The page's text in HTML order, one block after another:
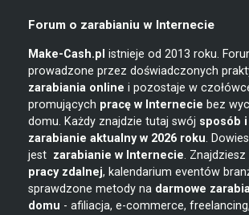
Forum o zarabianiu w Internecie
Make-Cash.pl istnieje od 2013 roku.
prowadzone przez doświadczonych
zarabiania online i pozostaje w
promujących pracę w Internecie bez
domu. Każdy znajdzie tutaj swój sposób i
zarabianie aktualny w 2026 roku.
jest zarabianie w Internecie.
pracy zdalnej, kalendarium eventów
sprawdzone metody na darmowe
domu - afiliacja, e-commerce,